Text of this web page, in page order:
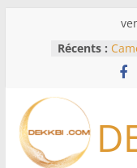
Récents :